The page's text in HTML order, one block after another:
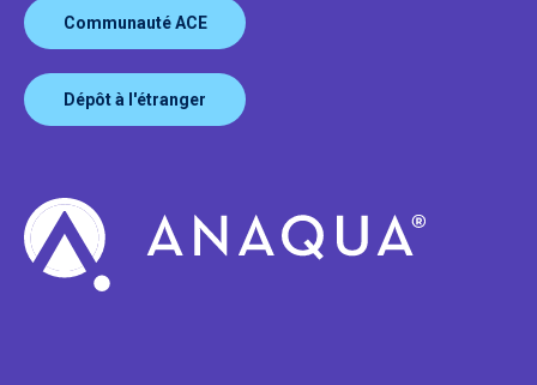
Communauté ACE
Dépôt à l'étranger